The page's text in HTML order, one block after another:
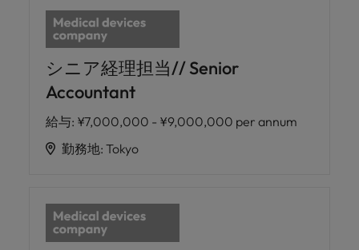
シニア経理担当// Senior
Accountant
給与: ¥7,000,000 - ¥9,000,000 per annum
勤務地: Tokyo